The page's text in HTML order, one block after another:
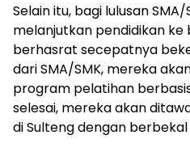
Selain itu, bagi lulusan
melanjutkan pendidikan ke
berhasrat secepatnya
dari SMA/SMK, mereka
program pelatihan
selesai, mereka akan
di Sulteng dengan